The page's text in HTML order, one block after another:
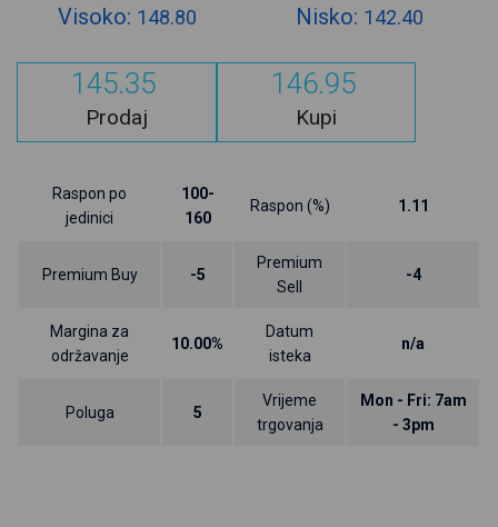
Visoko: 148.80 Nisko: 142.40
145.35
Prodaj
146.95
Kupi
Raspon po
jedinici
100-
160
Raspon (%) 1.11
Premium Buy -5
Premium
Sell
-4
Margina za
održavanje
10.00%
Datum
isteka
n/a
Poluga 5
Vrijeme
trgovanja
Mon - Fri: 7am
- 3pm